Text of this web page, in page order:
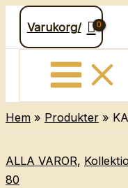
Hoppa
innehåll
Varukorg/
Hem Produkter
ALLA VAROR,
80